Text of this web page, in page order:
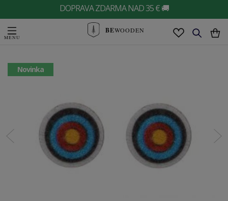
DOPRAVA ZDARMA NAD 35 € 🚚
BEWOODEN
Novinka